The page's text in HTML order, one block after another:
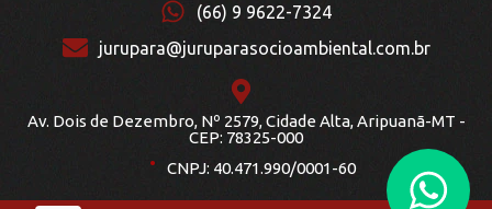
(66) 9 9622-7324
jurupara@juruparasocioambiental.com.br
Av. Dois de Dezembro, Nº 2579, Cidade Alta, Aripuanã-MT -
CEP: 78325-000
. CNPJ: 40.471.990/0001-60